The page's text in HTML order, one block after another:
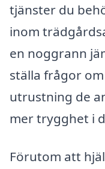
tjänster du
inom
en noggrann
ställa frågor
utrustning de
mer trygghet i
Förutom att